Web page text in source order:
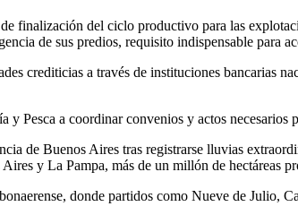
finalización del ciclo productivo para las
de sus predios, requisito indispensable para
crediticias a través de instituciones bancarias
Pesca a coordinar convenios y actos necesarios
de Buenos Aires tras registrarse lluvias
y La Pampa, más de un millón de hectáreas
donde partidos como Nueve de